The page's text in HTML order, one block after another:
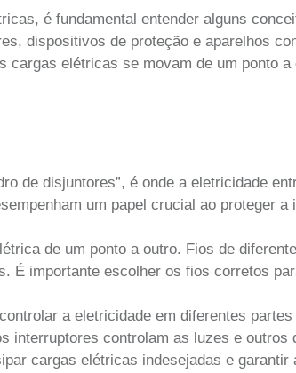
é fundamental entender alguns
dispositivos de proteção e aparelhos
elétricas se movam de um ponto a
de disjuntores”, é onde a eletricidade
um papel crucial ao proteger a
de um ponto a outro. Fios de
É importante escolher os fios corretos
a eletricidade em diferentes partes
interruptores controlam as luzes e outros
cargas elétricas indesejadas e garantir